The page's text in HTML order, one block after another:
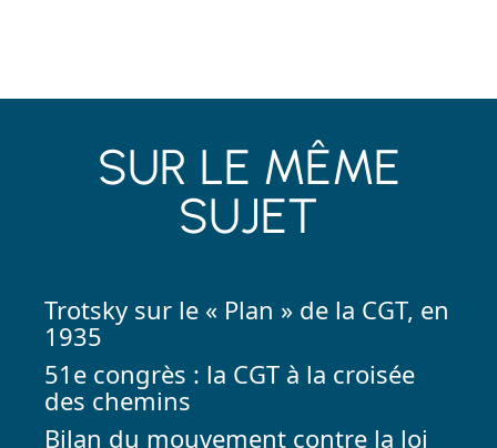
SUR LE MÊME
SUJET
Trotsky sur le « Plan » de la CGT, en
1935
51e congrès : la CGT à la croisée
des chemins
Bilan du mouvement contre la loi